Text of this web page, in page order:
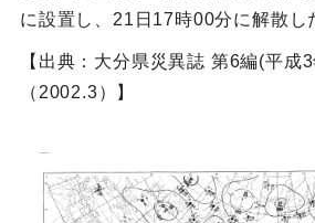
に設置し、21日17時00分に解散し
【出典：大分県災異誌 第6編(平成
（2002.3）】